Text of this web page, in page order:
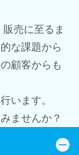
売に至るま
な課題から
顧客からも
います。
ませんか？